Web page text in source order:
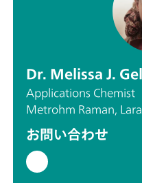
Dr. Melissa J.
Applications Chemist
Metrohm Raman,
お問い合わせ